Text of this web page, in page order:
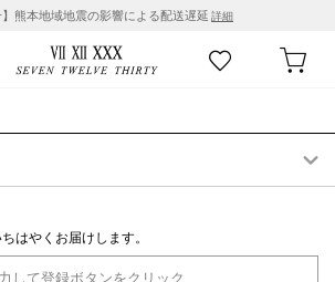
】熊本地域地震の影響による配送遅延 詳細
はやくお届けします。